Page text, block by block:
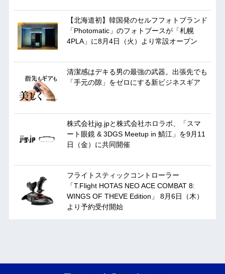
【北海道初】韓国発のセルフフォトブランド
「Photomatic」のフォトブースが「札幌
4PLA」に8月4日（火）より常設オープン
清潔感はデキる男の最強の武器。出張先でも
「手元の隙」をゼロにする新ビジネスギア
株式会社jig.jpと株式会社ホロラボ、「スマ
ート眼鏡 & 3DGS Meetup in 鯖江」を9月11
日（金）に共同開催
フライトスティックコントローラー
「T.Flight HOTAS NEO ACE COMBAT 8:
WINGS OF THEVE Edition」 8月6日（木）
より予約受付開始